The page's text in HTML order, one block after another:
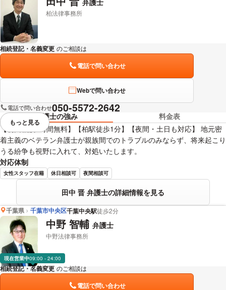
柏法律事務所
相続登記・名義変更 のご相談は
電話で問い合わせ
Webで問い合わせ
電話で問い合わせ050-5572-2642
弁護士の強み
料金表
【初回相談1時間無料】【柏駅徒歩1分】【夜間・土日も対応】 地元密
着主義のベテラン弁護士が親族間でのトラブルのみならず、将来起こり
うる紛争も視野に入れて、対処いたします。
対応体制
女性スタッフ在籍 休日相談可 夜間相談可
田中 晋 弁護士の詳細情報を見る
視覚的に省略されている要素を
もっと見る
千葉県 千葉市中央区千葉中央駅徒歩2分
中野 智輔 弁護士
中野法律事務所
現在営業中09:00 - 24:00
相続登記・名義変更 のご相談は
電話で問い合わせ